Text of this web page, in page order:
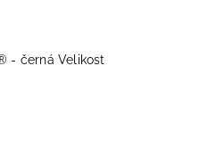
- černá Velikost